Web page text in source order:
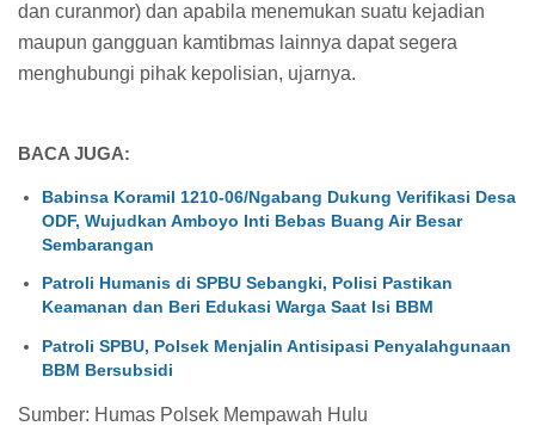
dan curanmor) dan apabila menemukan suatu kejadian
maupun gangguan kamtibmas lainnya dapat segera
menghubungi pihak kepolisian, ujarnya.
BACA JUGA:
Babinsa Koramil 1210-06/Ngabang Dukung Verifikasi Desa
ODF, Wujudkan Amboyo Inti Bebas Buang Air Besar
Sembarangan
Patroli Humanis di SPBU Sebangki, Polisi Pastikan
Keamanan dan Beri Edukasi Warga Saat Isi BBM
Patroli SPBU, Polsek Menjalin Antisipasi Penyalahgunaan
BBM Bersubsidi
Sumber: Humas Polsek Mempawah Hulu